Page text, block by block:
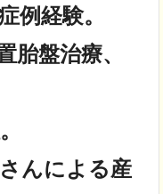
例経験。
胎盤治療、
んによる産